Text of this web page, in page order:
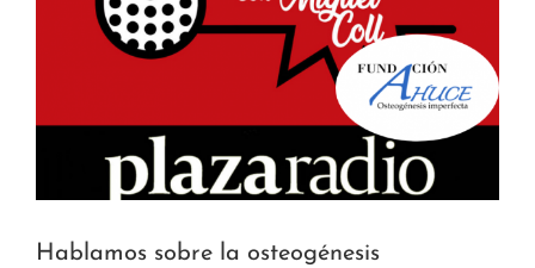
Hablamos sobre la osteogénesis